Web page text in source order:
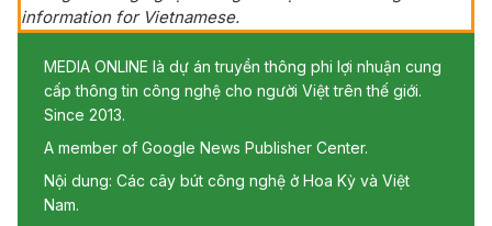
information for Vietnamese.
MEDIA ONLINE là dự án truyền thông phi lợi nhuận cung
cấp thông tin công nghệ cho người Việt trên thế giới.
Since 2013.
A member of Google News Publisher Center.
Nội dung: Các cây bút công nghệ ở Hoa Kỳ và Việt
Nam.